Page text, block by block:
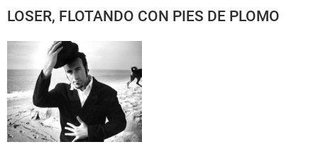
LOSER, FLOTANDO CON PIES DE PLOMO